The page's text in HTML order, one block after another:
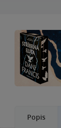
Popis